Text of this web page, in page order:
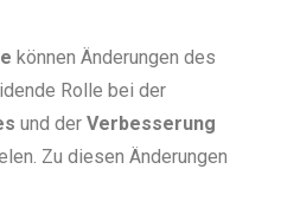
können Änderungen des
Rolle bei der
und derVerbesserung
Zu diesen Änderungen